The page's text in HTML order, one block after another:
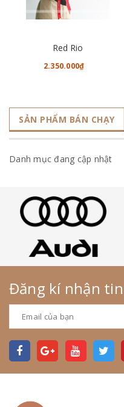
Red Rio
2.350.000₫
SẢN PHẨM BÁN CHẠY
Danh mục đang cập nhật
Đăng kí nhận tin